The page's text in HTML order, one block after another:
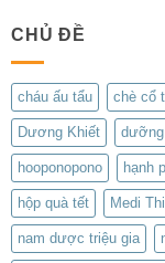
CHỦ ĐỀ
cháu ấu tẩu chè cổ
Dương Khiết
hooponopono hạnh
hộp quà tết Medi
nam dược triệu gia